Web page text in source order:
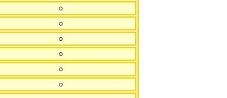
○
○
○
○
○
○